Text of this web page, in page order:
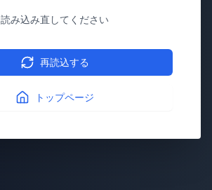
読み込み直してください
再読込する
トップページ